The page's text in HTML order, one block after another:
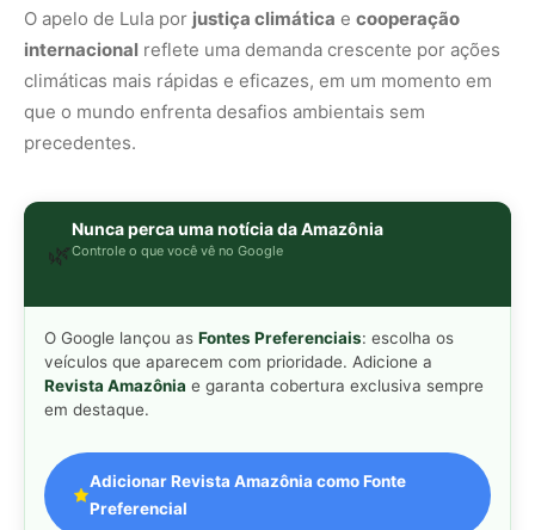
O apelo de Lula por justiça climática e cooperação
internacional reflete uma demanda crescente por ações
climáticas mais rápidas e eficazes, em um momento em
que o mundo enfrenta desafios ambientais sem
precedentes.
🌿
Nunca perca uma notícia da Amazônia
Controle o que você vê no Google
O Google lançou as Fontes Preferenciais: escolha os
veículos que aparecem com prioridade. Adicione a
Revista Amazônia e garanta cobertura exclusiva sempre
em destaque.
Adicionar Revista Amazônia como Fonte
Preferencial